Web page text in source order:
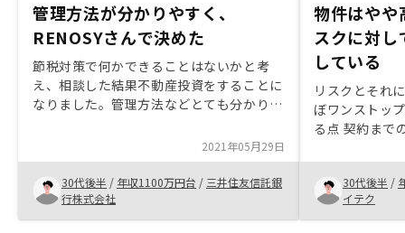
管理方法が分かりやすく、
RENOSYさんで決めた
節税対策で何かできることはないかと考
え、相談した結果不動産投資をすることに
なりました。管理方法などとても分かりや
で決めました。個人事業主で行うパター
ン、法人で行うパターン、ただの投資とし
て行うパターンそれぞれの特徴が分かるよ
うな説明資料が有るといいと思います。
2021年05月29日
30代後半 / 年収1100万円台 / 三井住友信託銀
行株式会社
物件はやや
スクに対し
している
リスクとそれ
ぼワンストッ
る点 契約までの手続きに関しては、少々
応であった諸
の費用が周辺
を敢えて透明
きる付加価値
30代後半 /
イテク